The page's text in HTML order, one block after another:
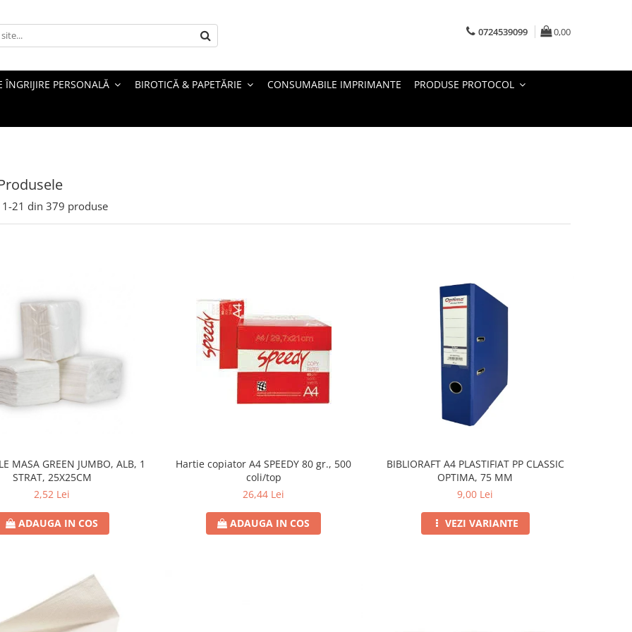
0724539099 0,00
ÎNGRIJIRE PERSONALĂ BIROTICĂ & PAPETĂRIE CONSUMABILE IMPRIMANTE PRODUSE PROTOCOL
1-21 din 379 produse
MASA GREEN JUMBO, ALB, 1
STRAT, 25X25CM
2,52 Lei
ADAUGA IN COS
Hartie copiator A4 SPEEDY 80 gr., 500
coli/top
26,44 Lei
ADAUGA IN COS
BIBLIORAFT A4 PLASTIFIAT PP CLASSIC
OPTIMA, 75 MM
9,00 Lei
VEZI VARIANTE